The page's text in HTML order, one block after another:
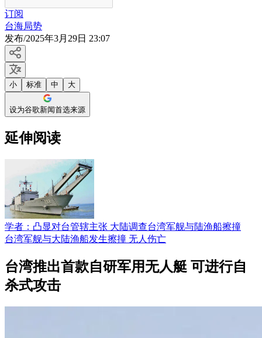
订阅
台海局势
发布/2025年3月29日 23:07
小 标准 中 大
设为谷歌新闻首选来源
延伸阅读
学者：凸显对台管辖主张 大陆调查台湾军舰与陆渔船擦撞
台湾军舰与大陆渔船发生擦撞 无人伤亡
台湾推出首款自研军用无人艇 可进行自
杀式攻击